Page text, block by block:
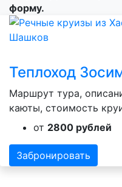
форму.
Теплоход
Маршрут тура,
каюты, стоимость
от 2800 рублей
Забронировать